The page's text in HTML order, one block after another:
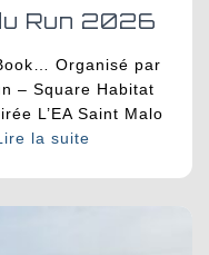
Run 2026
Organisé par
– Square Habitat
L’EA Saint Malo
la suite